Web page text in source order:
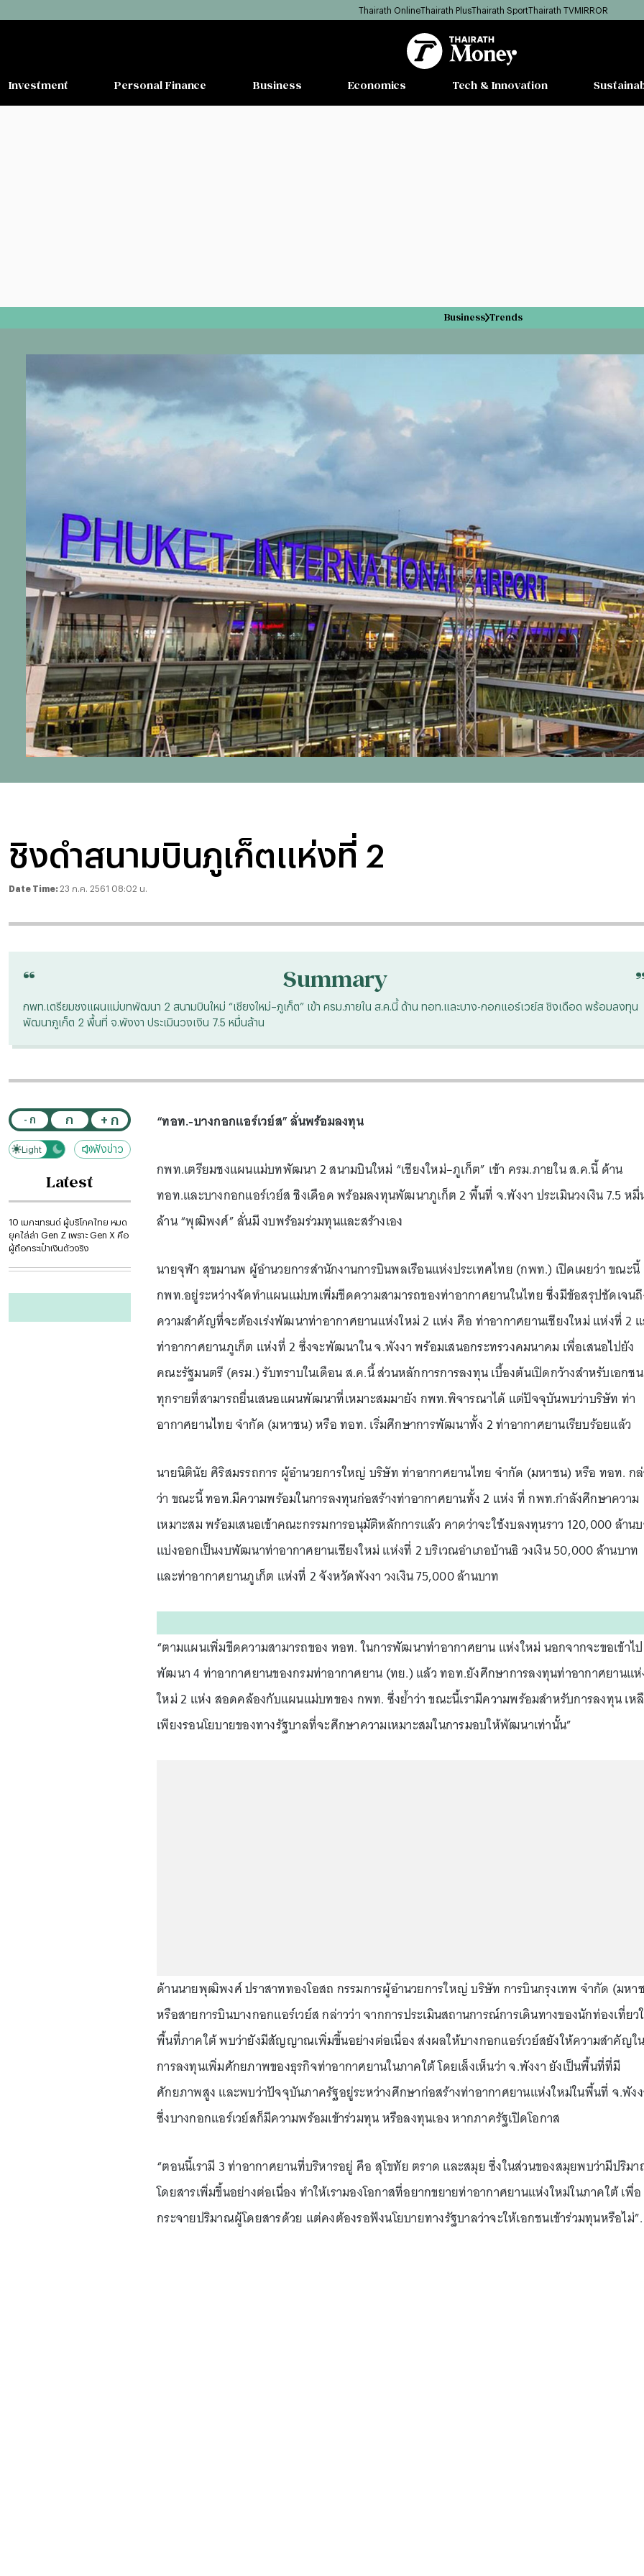
Thairath OnlineThairath PlusThairath SportThairath TVMIRROR
Investment Personal Finance Business Economics Tech & Innovation
Business Trends
ชิงดำสนามบินภูเก็ตแห่งที่ 2
Date Time: 23 ก.ค. 2561 08:02 น.
“ Summary
กพท.เตรียมชงแผนแม่บทพัฒนา 2 สนามบินใหม่ “เชียงใหม่–ภูเก็ต” เข้า ครม.ภายใน ส.ค.นี้ ด้าน ทอท.และบาง-กอกแอร์เวย์ส ชิงเดือด พร้อมลงทุน
พัฒนาภูเก็ต 2 พื้นที่ จ.พังงา ประเมินวงเงิน 7.5 หมื่นล้าน
- ก ก + ก
Dark
Light ฟังข่าว
Latest
10 เมกะเทรนด์ ผู้บริโภคไทย หมด
ยุคไล่ล่า Gen Z เพราะ Gen X คือ
ผู้ถือกระเป๋าเงินตัวจริง
“ทอท.-บางกอกแอร์เวย์ส” ลั่นพร้อมลงทุน
กพท.เตรียมชงแผนแม่บทพัฒนา 2 สนามบินใหม่ “เชียงใหม่–ภูเก็ต” เข้า ครม.ภายใน ส.ค.นี้ ด้าน
ทอท.และบางกอกแอร์เวย์ส ชิงเดือด พร้อมลงทุนพัฒนาภูเก็ต 2 พื้นที่ จ.พังงา ประเมินวงเงิน 7.5 หมื่
ล้าน “พุฒิพงศ์” ลั่นมี งบพร้อมร่วมทุนและสร้างเอง
นายจุฬา สุขมานพ ผู้อำนวยการสำนักงานการบินพลเรือนแห่งประเทศไทย (กพท.) เปิดเผยว่า ขณะนี้
กพท.อยู่ระหว่างจัดทำแผนแม่บทเพิ่มขีดความสามารถของท่าอากาศยานในไทย ซึ่งมีข้อสรุปชัดเจน
ความสำคัญที่จะต้องเร่งพัฒนาท่าอากาศยานแห่งใหม่ 2 แห่ง คือ ท่าอากาศยานเชียงใหม่ แห่งที่ 2
ท่าอากาศยานภูเก็ต แห่งที่ 2 ซึ่งจะพัฒนาใน จ.พังงา พร้อมเสนอกระทรวงคมนาคม เพื่อเสนอไปยัง
คณะรัฐมนตรี (ครม.) รับทราบในเดือน ส.ค.นี้ ส่วนหลักการการลงทุน เบื้องต้นเปิดกว้างสำหรับเอกชน
ทุกรายที่สามารถยื่นเสนอแผนพัฒนาที่เหมาะสมมายัง กพท.พิจารณาได้ แต่ปัจจุบันพบว่าบริษัท ท่า
อากาศยานไทย จำกัด (มหาชน) หรือ ทอท. เริ่มศึกษาการพัฒนาทั้ง 2 ท่าอากาศยานเรียบร้อยแล้ว
นายนิตินัย ศิริสมรรถการ ผู้อำนวยการใหญ่ บริษัท ท่าอากาศยานไทย จำกัด (มหาชน) หรือ ทอท. ก
ว่า ขณะนี้ ทอท.มีความพร้อมในการลงทุนก่อสร้างท่าอากาศยานทั้ง 2 แห่ง ที่ กพท.กำลังศึกษาความ
เหมาะสม พร้อมเสนอเข้าคณะกรรมการอนุมัติหลักการแล้ว คาดว่าจะใช้งบลงทุนราว 120,000 ล้าน
แบ่งออกเป็นงบพัฒนาท่าอากาศยานเชียงใหม่ แห่งที่ 2 บริเวณอำเภอบ้านธิ วงเงิน 50,000 ล้านบาท
และท่าอากาศยานภูเก็ต แห่งที่ 2 จังหวัดพังงา วงเงิน 75,000 ล้านบาท
“ตามแผนเพิ่มขีดความสามารถของ ทอท. ในการพัฒนาท่าอากาศยาน แห่งใหม่ นอกจากจะขอเข้าไป
พัฒนา 4 ท่าอากาศยานของกรมท่าอากาศยาน (ทย.) แล้ว ทอท.ยังศึกษาการลงทุนท่าอากาศยานแ
ใหม่ 2 แห่ง สอดคล้องกับแผนแม่บทของ กพท. ซึ่งย้ำว่า ขณะนี้เรามีความพร้อมสำหรับการลงทุน เห
เพียงรอนโยบายของทางรัฐบาลที่จะศึกษาความเหมาะสมในการมอบให้พัฒนาเท่านั้น”
ด้านนายพุฒิพงศ์ ปราสาททองโอสถ กรรมการผู้อำนวยการใหญ่ บริษัท การบินกรุงเทพ จำกัด (มหา
หรือสายการบินบางกอกแอร์เวย์ส กล่าวว่า จากการประเมินสถานการณ์การเดินทางของนักท่องเที่ยว
พื้นที่ภาคใต้ พบว่ายังมีสัญญาณเพิ่มขึ้นอย่างต่อเนื่อง ส่งผลให้บางกอกแอร์เวย์สยังให้ความสำคัญใ
การลงทุนเพิ่มศักยภาพของธุรกิจท่าอากาศยานในภาคใต้ โดยเล็งเห็นว่า จ.พังงา ยังเป็นพื้นที่ที่มี
ศักยภาพสูง และพบว่าปัจจุบันภาครัฐอยู่ระหว่างศึกษาก่อสร้างท่าอากาศยานแห่งใหม่ในพื้นที่ จ.พัง
ซึ่งบางกอกแอร์เวย์สก็มีความพร้อมเข้าร่วมทุน หรือลงทุนเอง หากภาครัฐเปิดโอกาส
“ตอนนี้เรามี 3 ท่าอากาศยานที่บริหารอยู่ คือ สุโขทัย ตราด และสมุย ซึ่งในส่วนของสมุยพบว่ามีปริม
โดยสารเพิ่มขึ้นอย่างต่อเนื่อง ทำให้เรามองโอกาสที่อยากขยายท่าอากาศยานแห่งใหม่ในภาคใต้ เพื่อ
กระจายปริมาณผู้โดยสารด้วย แต่คงต้องรอฟังนโยบายทางรัฐบาลว่าจะให้เอกชนเข้าร่วมทุนหรือไม่”.